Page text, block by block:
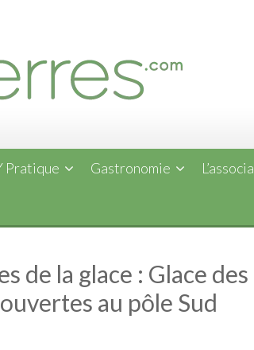
Pratique Gastronomie
de la glace : Glace
au pôle Sud